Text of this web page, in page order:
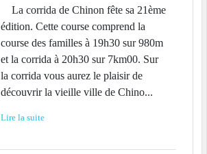
La corrida de Chinon fête sa 21ème
édition. Cette course comprend la
course des familles à 19h30 sur 980m
et la corrida à 20h30 sur 7km00. Sur
la corrida vous aurez le plaisir de
découvrir la vieille ville de Chino...
Lire la suite